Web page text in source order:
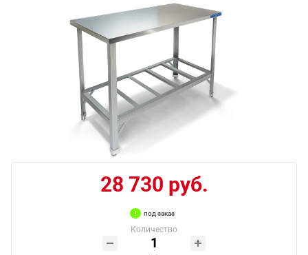
28 730 руб.
под заказ
Количество